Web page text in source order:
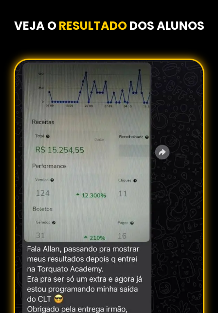
VEJA ORESULTADODOS ALUNOS